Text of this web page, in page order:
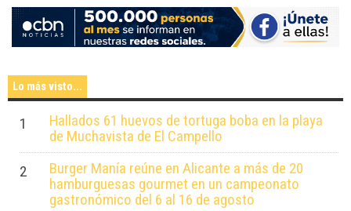
Lo más visto...
1
Hallados 61 huevos de tortuga boba en la playa
de Muchavista de El Campello
2
Burger Manía reúne en Alicante a más de 20
hamburguesas gourmet en un campeonato
gastronómico del 6 al 16 de agosto